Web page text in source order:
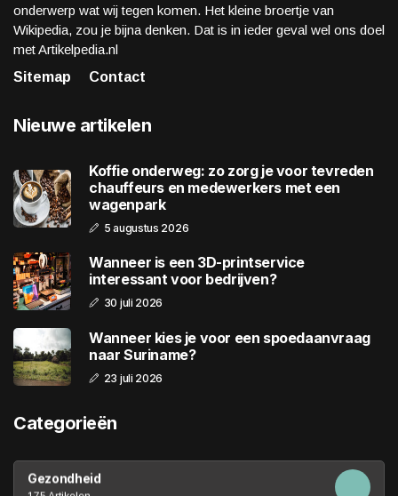
onderwerp wat wij tegen komen. Het kleine broertje van
Wikipedia, zou je bijna denken. Dat is in ieder geval wel ons doel
met Artikelpedia.nl
Sitemap
Contact
Nieuwe artikelen
Koffie onderweg: zo zorg je voor tevreden
chauffeurs en medewerkers met een
wagenpark
5 augustus 2026
Wanneer is een 3D-printservice
interessant voor bedrijven?
30 juli 2026
Wanneer kies je voor een spoedaanvraag
naar Suriname?
23 juli 2026
Categorieën
Gezondheid